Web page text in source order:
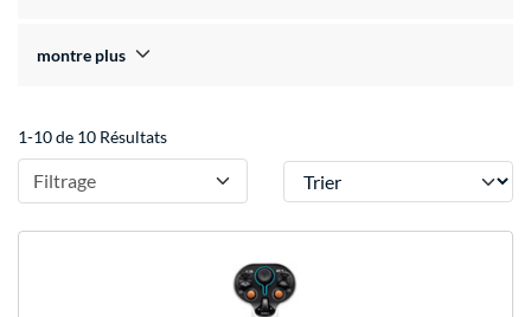
montre plus
1-10 de 10 Résultats
Filtrage Trier